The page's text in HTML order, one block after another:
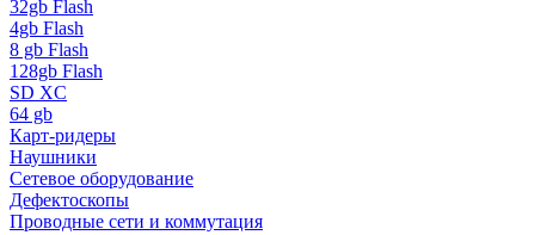
32gb Flash
4gb Flash
8 gb Flash
128gb Flash
SD XC
64 gb
Карт-ридеры
Наушники
Сетевое оборудование
Дефектоскопы
Проводные сети и коммутация